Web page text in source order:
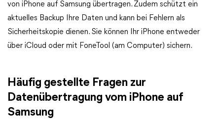
von iPhone auf Samsung übertragen. Zudem schützt ein
aktuelles Backup Ihre Daten und kann bei Fehlern als
Sicherheitskopie dienen. Sie können Ihr iPhone entweder
über iCloud oder mit FoneTool (am Computer) sichern.
Häufig gestellte Fragen zur
Datenübertragung vom iPhone auf
Samsung